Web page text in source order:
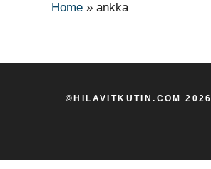
Home » ankka
©HILAVITKUTIN.COM 2026